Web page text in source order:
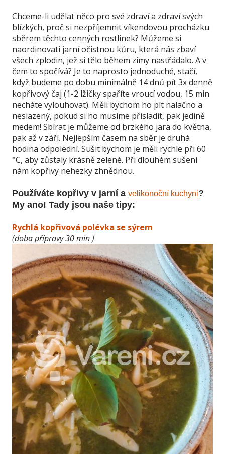
Chceme-li udělat něco pro své zdraví a zdraví svých
blízkých, proč si nezpříjemnit víkendovou procházku
sběrem těchto cenných rostlinek? Můžeme si
naordinovati jarní očistnou kůru, která nás zbaví
všech zplodin, jež si tělo během zimy nastřádalo. A v
čem to spočívá? Je to naprosto jednoduché, stačí,
když budeme po dobu minimálně 14 dnů pít 3x denně
kopřivový čaj (1-2 lžičky spaříte vroucí vodou, 15 min
necháte vylouhovat). Měli bychom ho pít nalačno a
neslazený, pokud si ho musíme přisladit, pak jedině
medem! Sbírat je můžeme od brzkého jara do května,
pak až v září. Nejlepším časem na sběr je druhá
hodina odpolední. Sušit bychom je měli rychle při 60
°C, aby zůstaly krásně zelené. Při dlouhém sušení
nám kopřivy nehezky zhnědnou.
Používáte kopřivy v jarní a velikonoční kuchyni?
My ano! Tady jsou naše tipy:
Rychlá kopřivová polévka se sýrem
(doba přípravy 30 min )